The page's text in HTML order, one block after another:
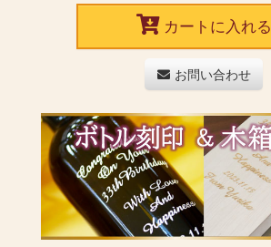
カートに入れる
お問い合わせ